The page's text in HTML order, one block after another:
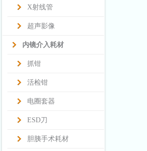
X射线管
超声影像
内镜介入耗材
抓钳
活检钳
电圈套器
ESD刀
胆胰手术耗材